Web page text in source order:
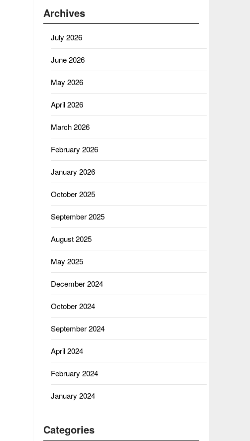
Archives
July 2026
June 2026
May 2026
April 2026
March 2026
February 2026
January 2026
October 2025
September 2025
August 2025
May 2025
December 2024
October 2024
September 2024
April 2024
February 2024
January 2024
Categories